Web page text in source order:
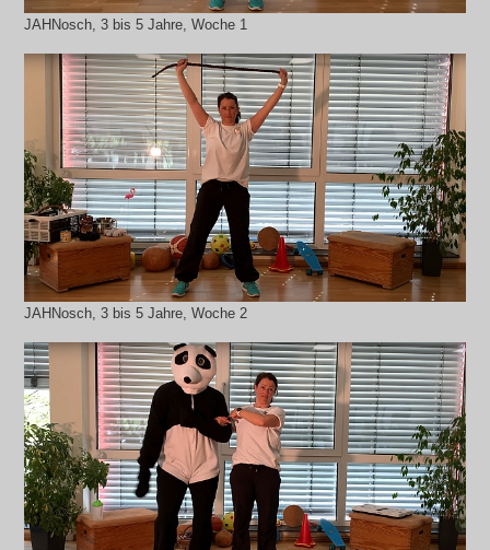
JAHNosch, 3 bis 5 Jahre, Woche 1
JAHNosch, 3 bis 5 Jahre, Woche 2